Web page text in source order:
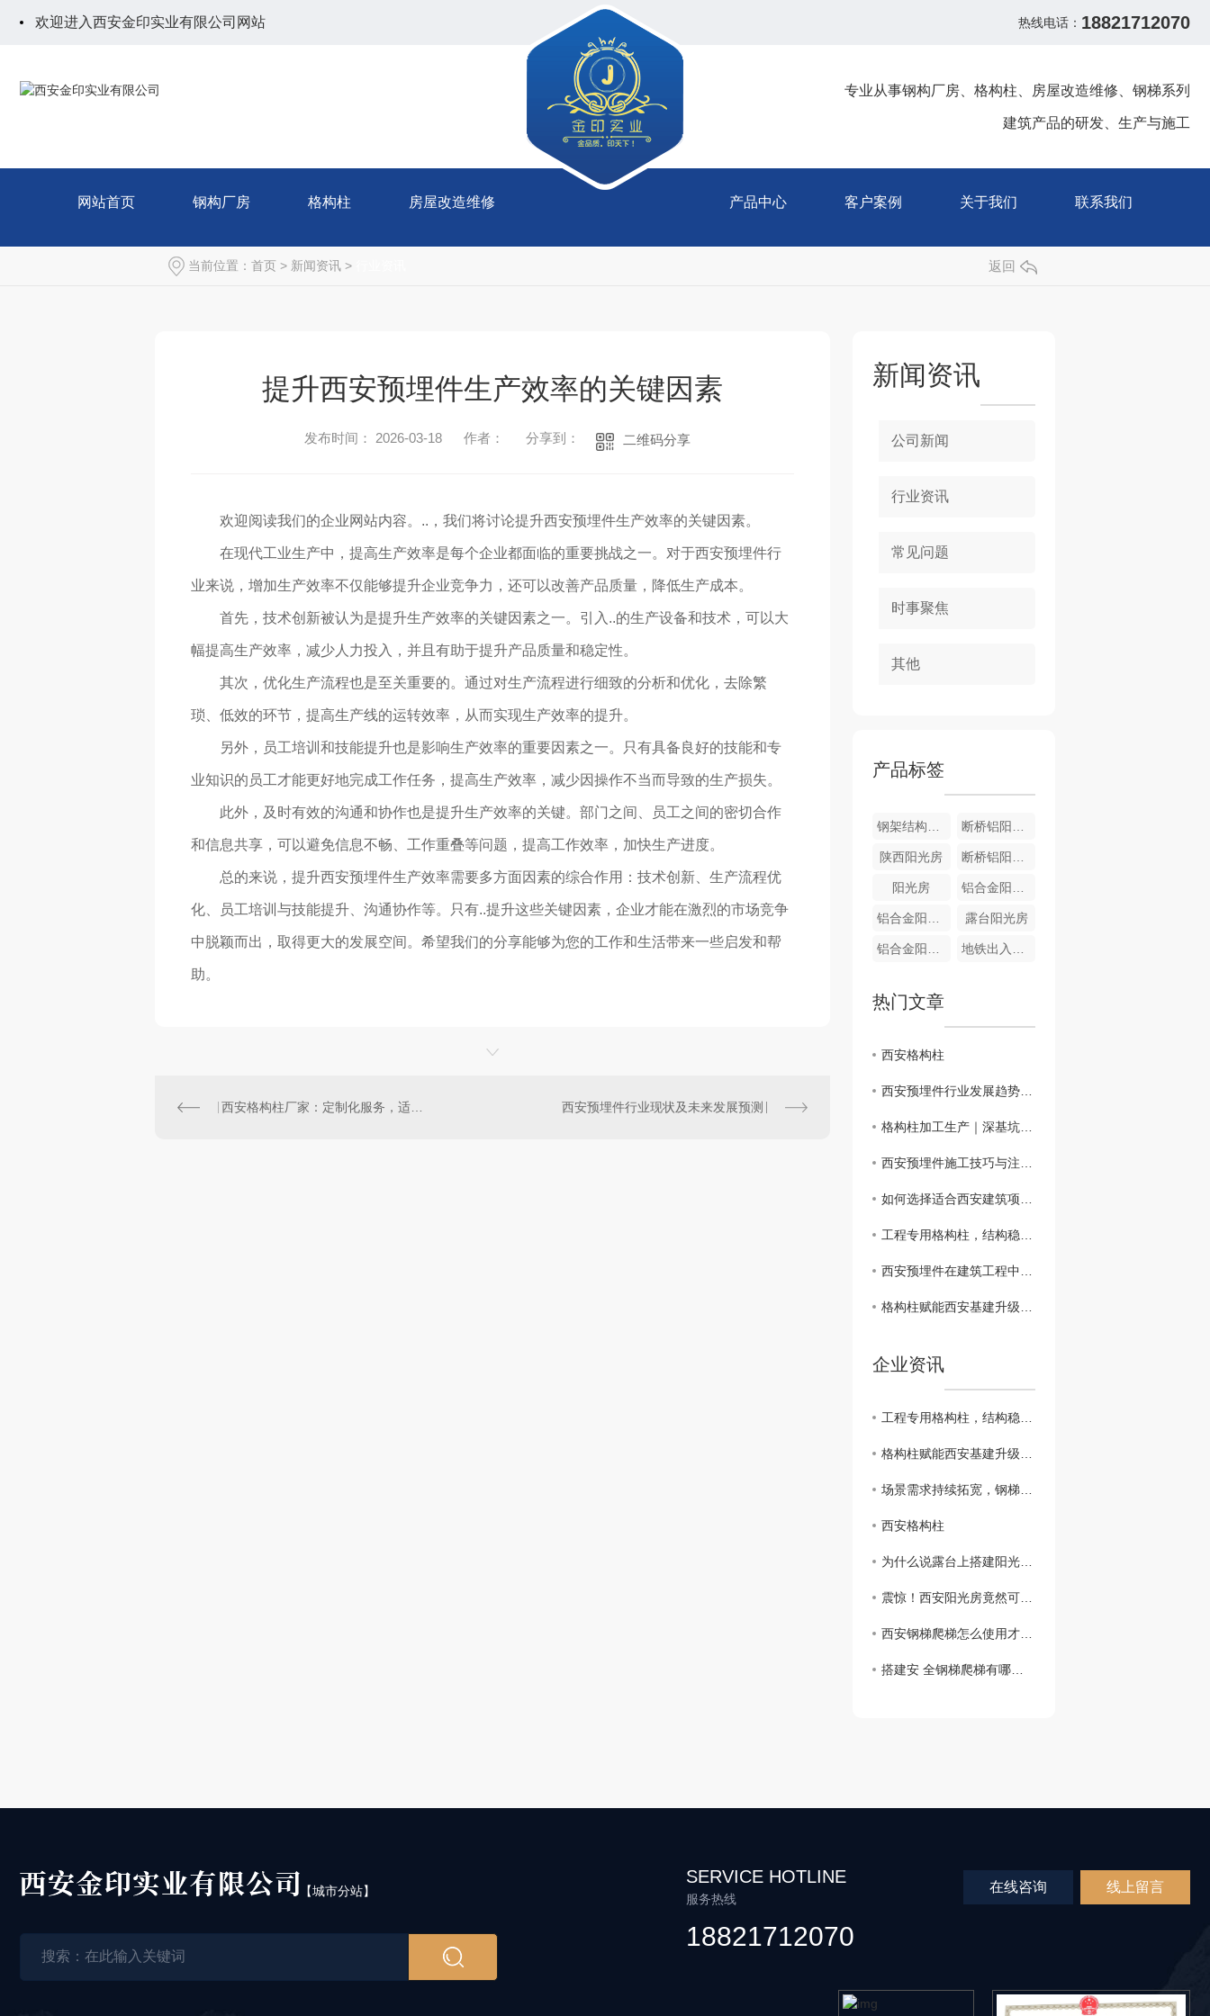
欢迎进入西安金印实业有限公司网站 热线电话： 18821712070
专业从事钢构厂房、格构柱、房屋改造维修、钢梯系列
建筑产品的研发、生产与施工
网站首页 钢构厂房 格构柱 房屋改造维修 产品中心 客户案例 关于我们 联系我们
当前位置： 首页 > 新闻资讯 > 返回
提升西安预埋件生产效率的关键因素
发布时间： 2026-03-18 作者： 分享到： 二维码分享
欢迎阅读我们的企业网站内容。..，我们将讨论提升西安预埋件生产效率的关键因素。
在现代工业生产中，提高生产效率是每个企业都面临的重要挑战之一。对于西安预埋件行
业来说，增加生产效率不仅能够提升企业竞争力，还可以改善产品质量，降低生产成本。
首先，技术创新被认为是提升生产效率的关键因素之一。引入..的生产设备和技术，可以大
幅提高生产效率，减少人力投入，并且有助于提升产品质量和稳定性。
其次，优化生产流程也是至关重要的。通过对生产流程进行细致的分析和优化，去除繁
琐、低效的环节，提高生产线的运转效率，从而实现生产效率的提升。
另外，员工培训和技能提升也是影响生产效率的重要因素之一。只有具备良好的技能和专
业知识的员工才能更好地完成工作任务，提高生产效率，减少因操作不当而导致的生产损失。
此外，及时有效的沟通和协作也是提升生产效率的关键。部门之间、员工之间的密切合作
和信息共享，可以避免信息不畅、工作重叠等问题，提高工作效率，加快生产进度。
总的来说，提升西安预埋件生产效率需要多方面因素的综合作用：技术创新、生产流程优
化、员工培训与技能提升、沟通协作等。只有..提升这些关键因素，企业才能在激烈的市场竞争
中脱颖而出，取得更大的发展空间。希望我们的分享能够为您的工作和生活带来一些启发和帮
助。
西安格构柱厂家：定制化服务，适配多元工程场景 西安预埋件行业现状及未来发展预测
新闻资讯
公司新闻
行业资讯
常见问题
时事聚焦
其他
产品标签
钢架结构阳光房 断桥铝阳光房
陕西阳光房 断桥铝阳光房
阳光房 铝合金阳光房
铝合金阳光房 露台阳光房
铝合金阳光房 地铁出入口雨棚
热门文章
西安格构柱
西安预埋件行业发展趋势分析
格构柱加工生产｜深基坑钢结构支撑专业定制
西安预埋件施工技巧与注意事项
如何选择适合西安建筑项目的预埋件
工程专用格构柱，结构稳固适配基坑支护工程
西安预埋件在建筑工程中的重要性
格构柱赋能西安基建升级，适配多类工程承重需求
企业资讯
工程专用格构柱，结构稳固适配基坑支护工程
格构柱赋能西安基建升级，适配多类工程承重需求
场景需求持续拓宽，钢梯适配多领域应用
西安格构柱
为什么说露台上搭建阳光房要比雨棚好？这几点雨棚比阳光房差太多
震惊！西安阳光房竟然可以这样设计！
西安钢梯爬梯怎么使用才安 全，快来一起交流讨论吧！
搭建安 全钢梯爬梯有哪些需要注意的事情？搭建安 全钢梯爬梯注意事项
【城市分站】
SERVICE HOTLINE
服务热线
18821712070
在线咨询 线上留言